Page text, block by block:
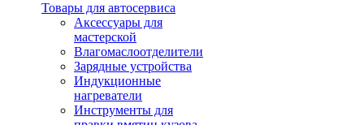
Товары для автосервиса
Аксессуары для
мастерской
Влагомаслоотделители
Зарядные устройства
Индукционные
нагреватели
Инструменты для